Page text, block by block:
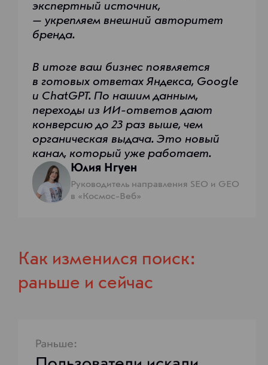
экспертный источник,
— укрепляем внешний авторитет
бренда.
В итоге ваш бизнес появляется
в готовых ответах Яндекса, Google
и ChatGPT. По нашим данным,
переходы из ИИ-ответов дают
конверсию до 23 раз выше, чем
органическая выдача. Это новый
канал, который уже работает.
Юлия Нгуен
Руководитель направления SEO и GEO
в «Космос-Веб»
Как изменился поиск:
раньше и сейчас